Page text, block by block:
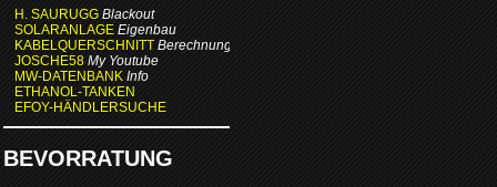
H. SAURUGG Blackout
SOLARANLAGE Eigenbau
KABELQUERSCHNITT Berechnung
JOSCHE58 My Youtube
MW-DATENBANK Info
ETHANOL-TANKEN
EFOY-HÄNDLERSUCHE
BEVORRATUNG